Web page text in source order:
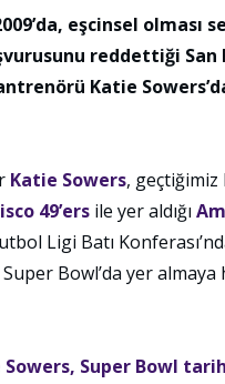
eşcinsel olması
reddettiği San
Katie
Katie Sowers, geçtiğimiz
49’ers ile yer aldığı
Ligi Batı
Bowl’da yer almaya
Sowers, Super Bowl